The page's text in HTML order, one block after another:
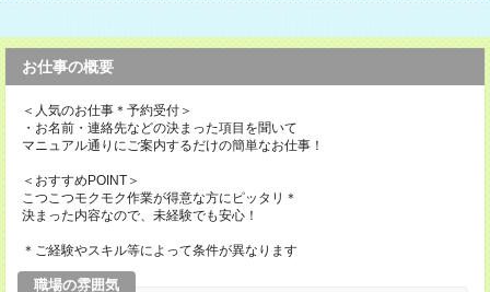
お仕事の概要
＜人気のお仕事＊予約受付＞
・お名前・連絡先などの決まった項目を聞いて
マニュアル通りにご案内するだけの簡単なお仕事！
＜おすすめPOINT＞
こつこつモクモク作業が得意な方にピッタリ＊
決まった内容なので、未経験でも安心！
＊ご経験やスキル等によって条件が異なります
職場の雰囲気